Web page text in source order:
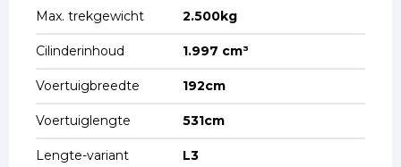
Max. trekgewicht 2.500kg
Cilinderinhoud 1.997 cm³
Voertuigbreedte 192cm
Voertuiglengte 531cm
Lengte-variant L3